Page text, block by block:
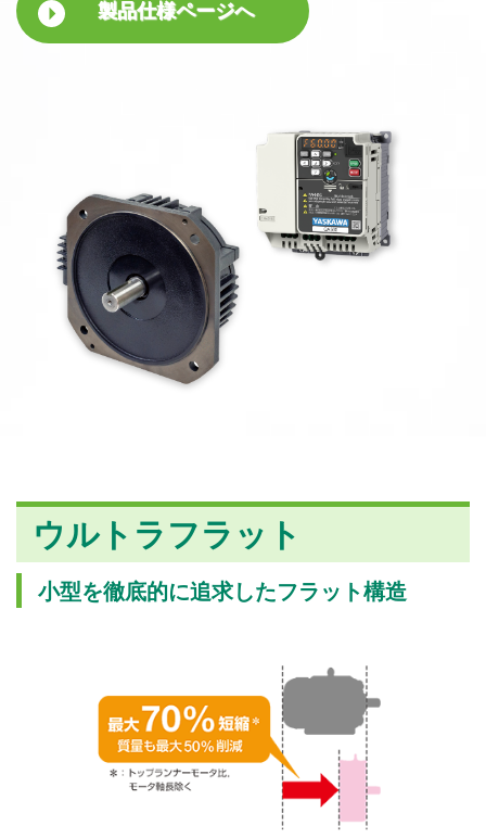
製品仕様ページへ
ウルトラフラット
小型を徹底的に追求したフラット構造